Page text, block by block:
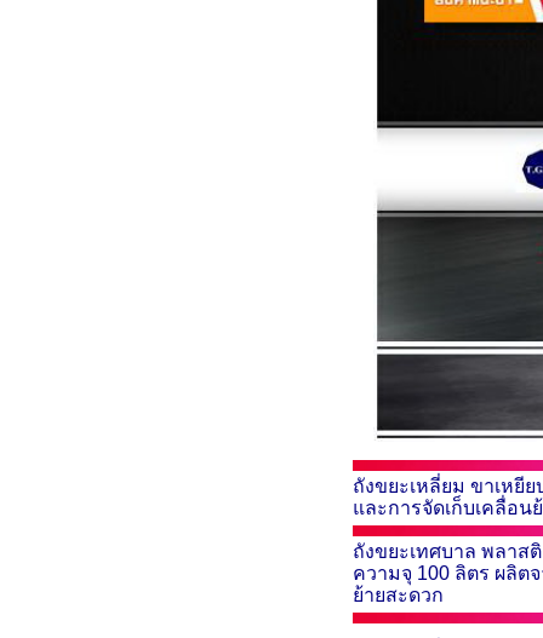
ถังขยะเหลี่ยม ขาเหยี
และการจัดเก็บเคลื่อน
ถังขยะเทศบาล พลาส
ความจุ 100 ลิตร ผลิต
ย้ายสะดวก